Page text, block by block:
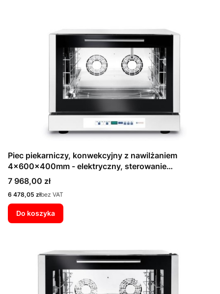
Piec piekarniczy, konwekcyjny z nawilżaniem
4x600x400mm - elektryczny, sterowanie
elektroniczne, programowalny, trójfazowy
Cena
7 968,00 zł
Cena
6 478,05 złbez VAT
Do koszyka